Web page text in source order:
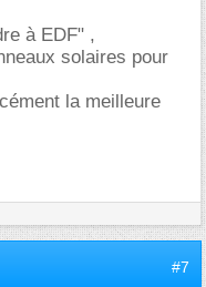
à EDF" ,
solaires pour
la meilleure
#7